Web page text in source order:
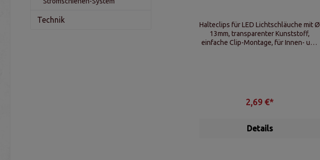
Technik
Halteclips für LED Lichtschläuche mit Ø
13mm, transparenter Kunststoff,
einfache Clip-Montage, für Innen- und
2,69 €*
Details